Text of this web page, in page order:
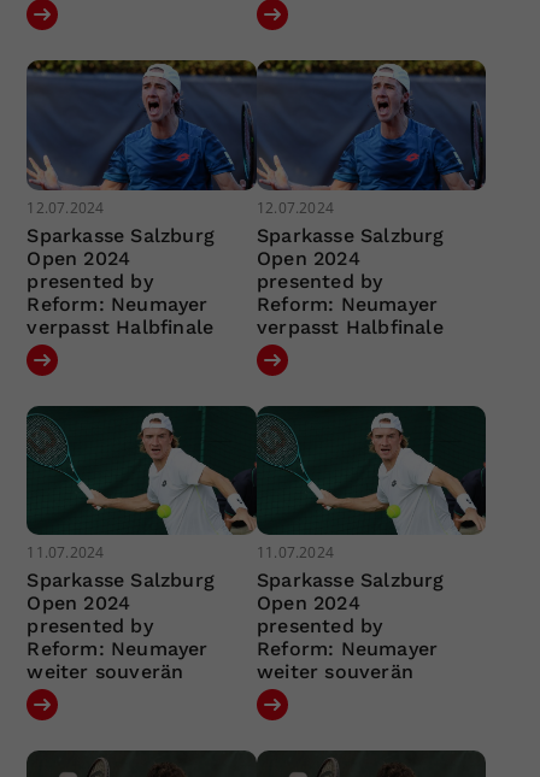
12.07.2024
Sparkasse Salzburg
Open 2024
presented by
Reform: Neumayer
verpasst Halbfinale
12.07.2024
Sparkasse Salzburg
Open 2024
presented by
Reform: Neumayer
verpasst Halbfinale
11.07.2024
Sparkasse Salzburg
Open 2024
presented by
Reform: Neumayer
weiter souverän
11.07.2024
Sparkasse Salzburg
Open 2024
presented by
Reform: Neumayer
weiter souverän